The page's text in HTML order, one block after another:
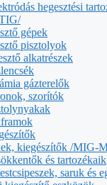
hegesztési
gépek
pisztolyok
alkatrészek
gázterelők
szorítók
kiegészítők /
és tartozékaik
saruk és